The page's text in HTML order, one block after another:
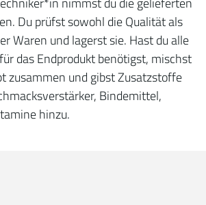
Du prüfst sowohl die Qualität als
Waren und lagerst sie. Hast du alle
das Endprodukt benötigst, mischst
zusammen und gibst Zusatzstoffe
Bindemittel,
hinzu.